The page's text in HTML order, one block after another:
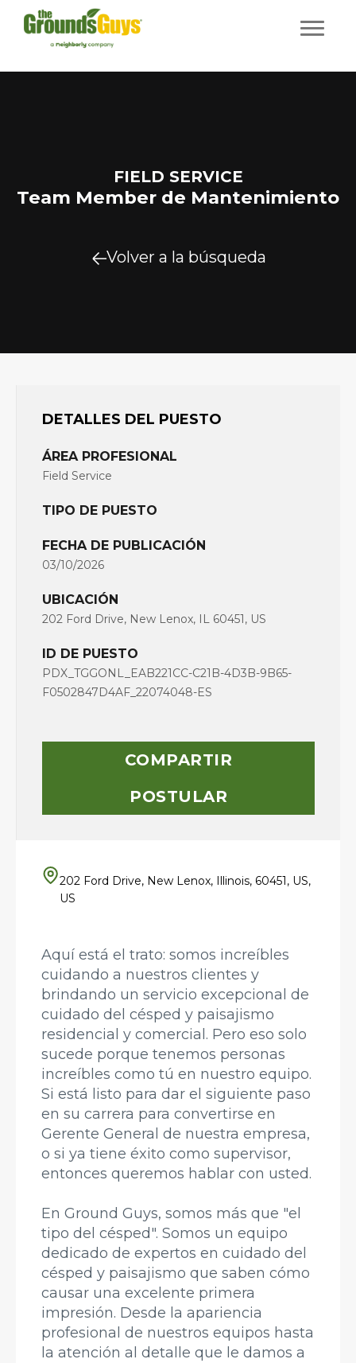
FIELD SERVICE
Team Member de Mantenimiento
Volver a la búsqueda
DETALLES DEL PUESTO
ÁREA PROFESIONAL
Field Service
TIPO DE PUESTO
FECHA DE PUBLICACIÓN
03/10/2026
UBICACIÓN
202 Ford Drive, New Lenox, IL 60451, US
ID DE PUESTO
PDX_TGGONL_EAB221CC-C21B-4D3B-9B65-
F0502847D4AF_22074048-ES
COMPARTIR
POSTULAR
202 Ford Drive, New Lenox, Illinois, 60451, US,
US
Aquí está el trato: somos increíbles
cuidando a nuestros clientes y
brindando un servicio excepcional de
cuidado del césped y paisajismo
residencial y comercial. Pero eso solo
sucede porque tenemos personas
increíbles como tú en nuestro equipo.
Si está listo para dar el siguiente paso
en su carrera para convertirse en
Gerente General de nuestra empresa,
o si ya tiene éxito como supervisor,
entonces queremos hablar con usted.
En Ground Guys, somos más que "el
tipo del césped". Somos un equipo
dedicado de expertos en cuidado del
césped y paisajismo que saben cómo
causar una excelente primera
impresión. Desde la apariencia
profesional de nuestros equipos hasta
la atención al detalle que le damos a